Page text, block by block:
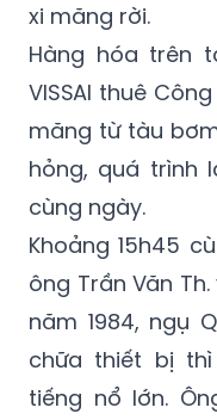
xi măng rời.
Hàng hóa trên
VISSAI thuê
măng từ tàu
hỏng, quá trình
cùng ngày.
Khoảng 15h45
ông Trần Văn
năm 1984, ngụ
chữa thiết bị
tiếng nổ lớn.